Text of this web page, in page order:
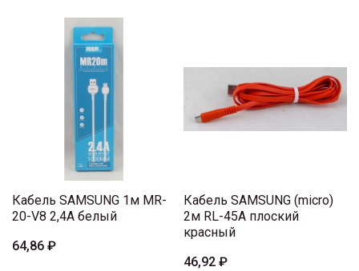
Кабель SAMSUNG 1м MR-
20-V8 2,4A белый
64,86 ₽
Кабель SAMSUNG (micro)
2м RL-45A плоский
красный
46,92 ₽